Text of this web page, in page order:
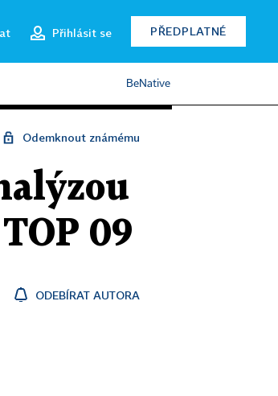
Přihlásit se PŘEDPLATNÉ
BeNative
Odemknout známému
09
ODEBÍRAT AUTORA